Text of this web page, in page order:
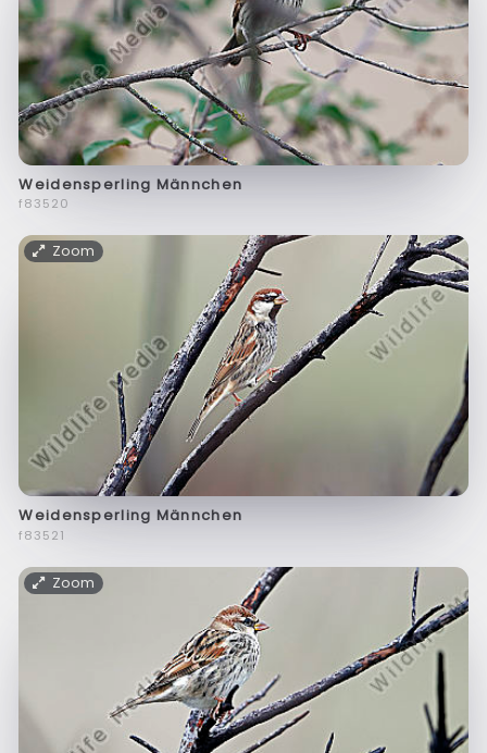
Weidensperling Männchen
f83520
Zoom
Weidensperling Männchen
f83521
Zoom